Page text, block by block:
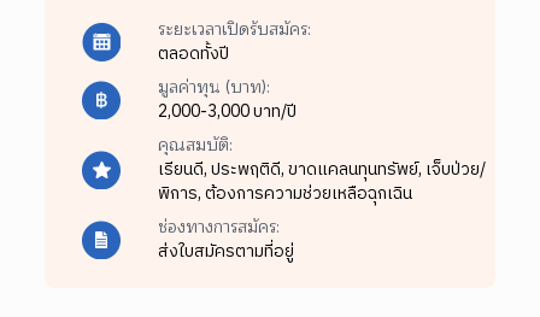
ระยะเวลาเปิดรับสมัคร:
ตลอดทั้งปี
มูลค่าทุน (บาท):
2,000-3,000 บาท/ปี
คุณสมบัติ:
เรียนดี,ประพฤติดี,ขาดแคลนทุนทรัพย์, เจ็บป่วย/
พิการ,ต้องการความช่วยเหลือฉุกเฉิน
ช่องทางการสมัคร:
ส่งใบสมัครตามที่อยู่